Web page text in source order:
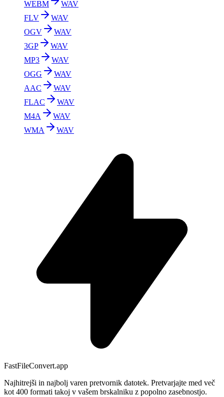
WEBM
WAV
FLV
WAV
OGV
WAV
3GP
WAV
MP3
WAV
OGG
WAV
AAC
WAV
FLAC
WAV
M4A
WAV
WMA
WAV
FastFileConvert.app
Najhitrejši in najbolj varen pretvornik datotek. Pretvarjajte med več
kot 400 formati takoj v vašem brskalniku z popolno zasebnostjo.